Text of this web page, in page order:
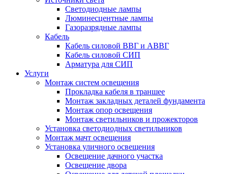
Светодиодные лампы
Люминесцентные лампы
Газоразрядные лампы
Кабель
Кабель силовой ВВГ и АВВГ
Кабель силовой СИП
Арматура для СИП
Услуги
Монтаж систем освещения
Прокладка кабеля в траншее
Монтаж закладных деталей фундамента
Монтаж опор освещения
Монтаж светильников и прожекторов
Установка светодиодных светильников
Монтаж мачт освещения
Установка уличного освещения
Освещение дачного участка
Освещение двора